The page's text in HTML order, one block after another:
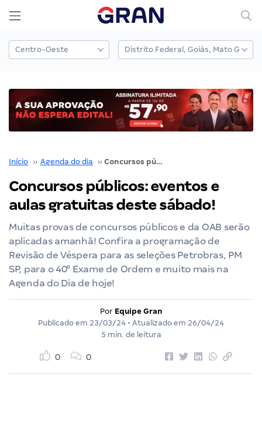
Início ›› Agenda do dia ›› Concursos públicos: eventos e aulas gratuitas deste sábado!
Concursos públicos: eventos e
aulas gratuitas deste sábado!
Muitas provas de concursos públicos e da OAB serão
aplicadas amanhã! Confira a programação de
Revisão de Véspera para as seleções Petrobras, PM
SP, para o 40° Exame de Ordem e muito mais na
Agenda do Dia de hoje!
Por Equipe Gran
Publicado em 23/03/24 • Atualizado em 26/04/24
5 min. de leitura
0 0